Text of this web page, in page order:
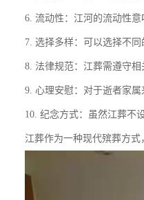
6. 流动性：江河的流动性
7. 选择多样：可以选择不
8. 法律规范：江葬需遵守相
9. 心理安慰：对于逝者家
10. 纪念方式：虽然江葬不
江葬作为一种现代殡葬方